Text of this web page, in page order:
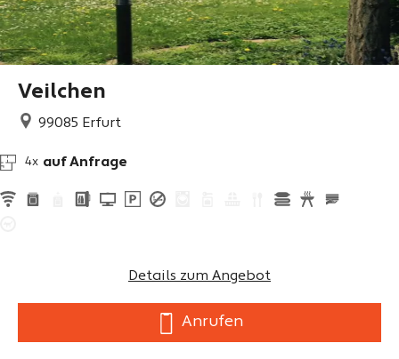
Veilchen
99085 Erfurt
4x auf Anfrage
Details zum Angebot
Anrufen